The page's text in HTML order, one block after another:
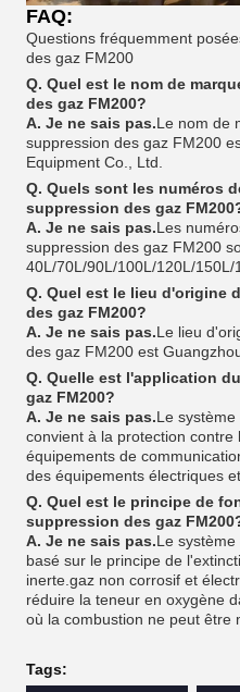
FAQ:
Questions fréquemment
des gaz FM200
Q. Quel est le nom de
des gaz FM200?
A. Je ne sais pas.Le nom de
suppression des gaz FM200
Equipment Co., Ltd.
Q. Quels sont les numéros
suppression des gaz
A. Je ne sais pas.Les
suppression des gaz FM200
40L/70L/90L/100L/120L/150L/
Q. Quel est le lieu d'origine
des gaz FM200?
A. Je ne sais pas.Le lieu
des gaz FM200 est
Q. Quelle est l'application
gaz FM200?
A. Je ne sais pas.Le
convient à la protection
équipements de
des équipements électriques
Q. Quel est le principe de
suppression des gaz
A. Je ne sais pas.Le
basé sur le principe de
inerte.gaz non corrosif et
réduire la teneur en oxygène
où la combustion ne peut être
Tags: